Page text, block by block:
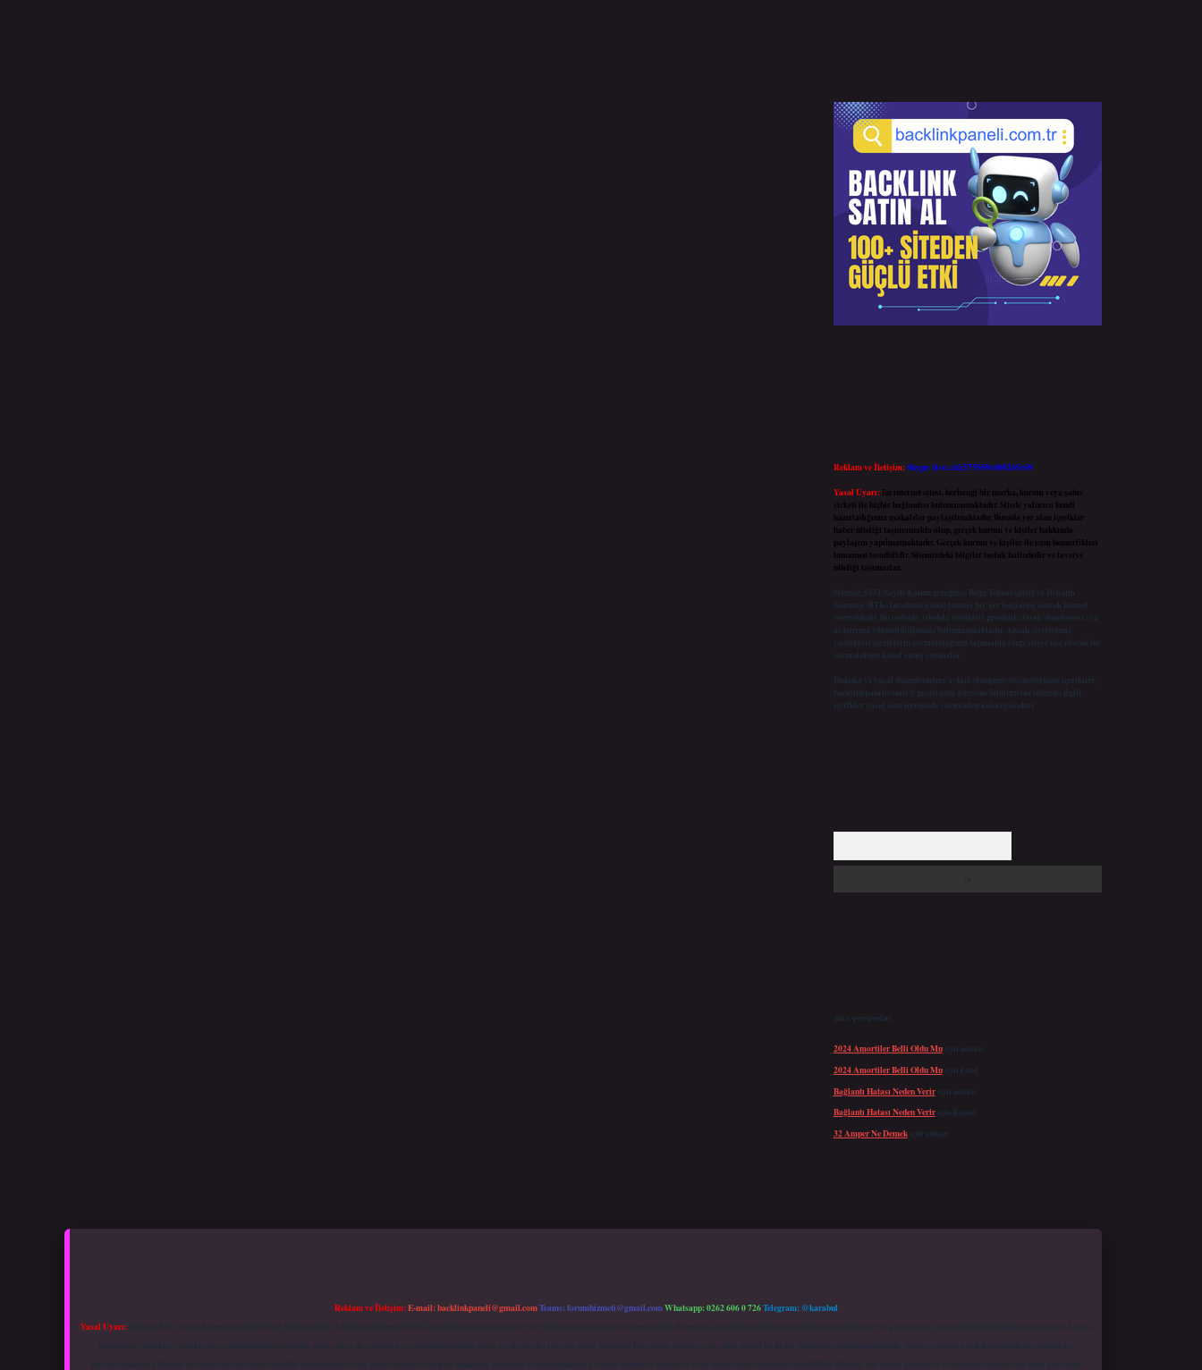
Reklam ve İletişim:Skype: live:.cid.575569c608265c69
Yasal Uyarı: Bu internet sitesi, herhangi bir marka, kurum veya şahıs
şirketi ile hiçbir bağlantısı bulunmamaktadır. Sitede yalnızca kendi
hazırladığımız makaleler paylaşılmaktadır. Burada yer alan içerikler
haber niteliği taşımamakta olup, gerçek kurum ve kişiler hakkında
paylaşım yapılmamaktadır. Gerçek kurum ve kişiler ile isim benzerlikleri
tamamen tesadüfidir. Sitemizdeki bilgiler taslak halindedir ve tavsiye
niteliği taşımazlar.
Sitemiz, 5651 Sayılı Kanun gereğince Bilgi Teknolojileri ve İletişim
Kurumu (BTK) tarafından onaylanmış bir Yer Sağlayıcı olarak hizmet
vermektedir. Bu nedenle, sitedeki içerikleri proaktif olarak denetleme veya
araştırma yükümlülüğümüz bulunmamaktadır. Ancak, üyelerimiz
yazdıkları içeriklerin sorumluluğunu taşımakta olup, siteye üye olarak bu
sorumluluğu kabul etmiş sayılırlar.
Hukuka ve yasal düzenlemelere aykırı olduğunu düşündüğünüz içerikleri,
backlinkpanelicomtr@gmail.com adresine bildirmeniz halinde, ilgili
içerikler yasal süre içerisinde sitemizden kaldırılacaktır.
Son yorumlar
2024 Amortiler Belli Oldu Muiçin admin
2024 Amortiler Belli Oldu Muiçin Emel
Bağlantı Hatası Neden Veririçin admin
Bağlantı Hatası Neden Veririçin Kerem
32 Amper Ne Demekiçin admin
Reklam ve İletişim:E-mail:backlinkpaneli@gmail.comTeams:forumhizmeti@gmail.comWhatsapp: 0262 606 0 726Telegram: @karabul
Yasal Uyarı:Sitemiz, 5651 Sayılı Kanun gereğince Bilgi Teknolojileri ve İletişim Kurumu (BTK) tarafından onaylanmış bir Yer Sağlayıcı olarak hizmet vermektedir. Bu nedenle, sitedeki içerikleri proaktif olarak denetleme veya araştırma yükümlülüğümüz bulunmamaktadır. Ancak,